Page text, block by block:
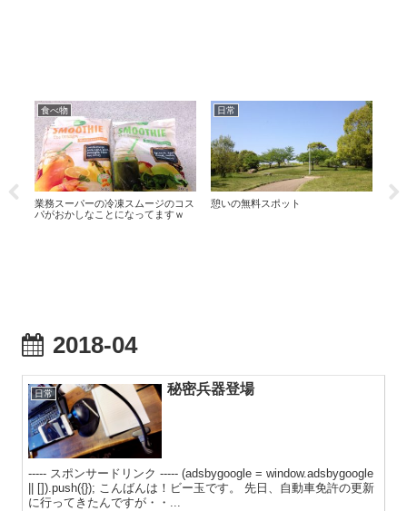
食べ物
業務スーパーの冷凍スムージのコス
パがおかしなことになってますｗ
日常
憩いの無料スポット
安
2018-04
日常 秘密兵器登場
----- スポンサードリンク ----- (adsbygoogle = window.adsbygoogle
|| []).push({}); こんばんは！ビー玉です。 先日、自動車免許の更新
に行ってきたんですが・・...